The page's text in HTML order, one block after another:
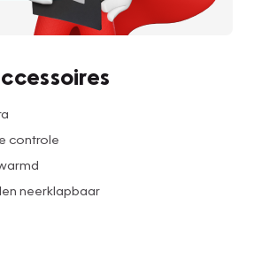
controle
neerklapbaar